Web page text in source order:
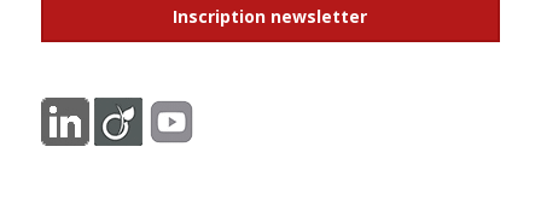
Inscription newsletter